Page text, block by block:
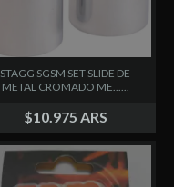
STAGG SGSM SET SLIDE DE
METAL CROMADO ME......
$10.975 ARS